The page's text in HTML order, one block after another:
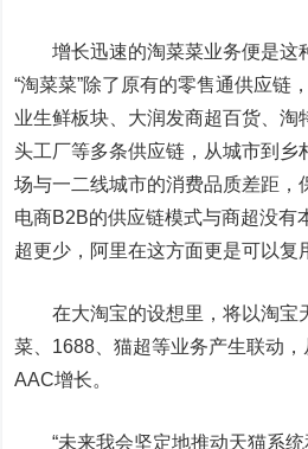
增长迅速的淘菜菜业务便是这
“淘菜菜”除了原有的零售通供应链
业生鲜板块、大润发商超百货、淘
头工厂等多条供应链，从城市到乡
场与一二线城市的消费品质差距，
电商B2B的供应链模式与商超没有
超更少，阿里在这方面更是可以复
在大淘宝的设想里，将以淘宝
菜、1688、猫超等业务产生联动
AAC增长。
“未来我会坚定地推动天猫系统